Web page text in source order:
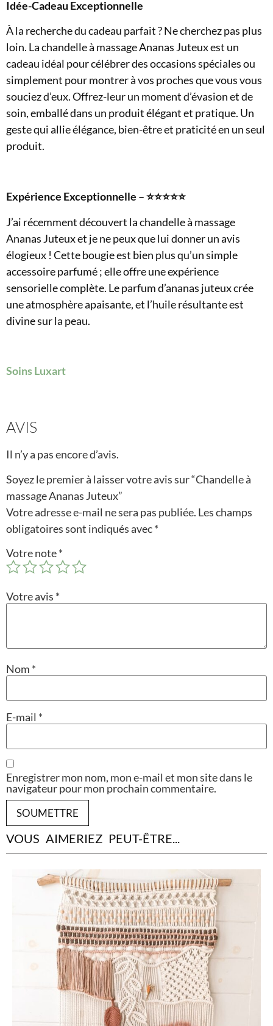
Idée-Cadeau Exceptionnelle
À la recherche du cadeau parfait ? Ne cherchez pas plus
loin. La chandelle à massage Ananas Juteux est un
cadeau idéal pour célébrer des occasions spéciales ou
simplement pour montrer à vos proches que vous vous
souciez d’eux. Offrez-leur un moment d’évasion et de
soin, emballé dans un produit élégant et pratique. Un
geste qui allie élégance, bien-être et praticité en un seul
produit.
Expérience Exceptionnelle – ⭐⭐⭐⭐⭐
J’ai récemment découvert la chandelle à massage
Ananas Juteux et je ne peux que lui donner un avis
élogieux ! Cette bougie est bien plus qu’un simple
accessoire parfumé ; elle offre une expérience
sensorielle complète. Le parfum d’ananas juteux crée
une atmosphère apaisante, et l’huile résultante est
divine sur la peau.
Soins Luxart
AVIS
Il n’y a pas encore d’avis.
Soyez le premier à laisser votre avis sur “Chandelle à
massage Ananas Juteux”
Votre adresse e-mail ne sera pas publiée. Les champs
obligatoires sont indiqués avec*
Votre note*
Votre avis *
Nom *
E-mail *
Enregistrer mon nom, mon e-mail et mon site dans le
navigateur pour mon prochain commentaire.
VOUS AIMERIEZ PEUT-ÊTRE...